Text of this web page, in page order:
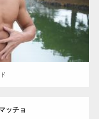
ッチョ